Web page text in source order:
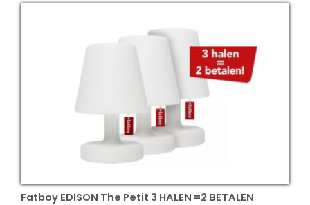
is:
Fatboy EDISON The Petit 3 HALEN =2 BETALEN